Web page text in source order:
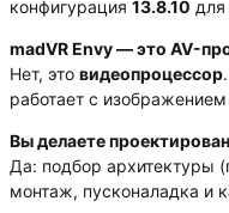
конфигурация 13.8.10 для
madVR Envy — это AV-
Нет, это видеопроцессор
работает с
Вы делаете
Да: подбор архитектуры
монтаж, пусконаладка и